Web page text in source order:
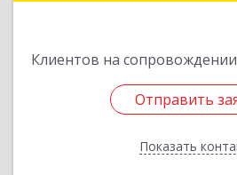
Клиентов на сопровождении
Отправить
Показать
Отправить
Назад